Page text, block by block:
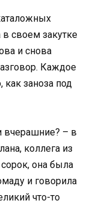
в своем закутке
и снова
Каждое
заноза под
вчерашние? – в
коллега из
она была
и говорила
что-то